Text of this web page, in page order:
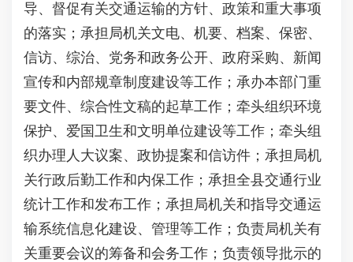
导、督促有关交通运输的方针、政策和重大事项
的落实；承担局机关文电、机要、档案、保密、
信访、综治、党务和政务公开、政府采购、新闻
宣传和内部规章制度建设等工作；承办本部门重
要文件、综合性文稿的起草工作；牵头组织环境
保护、爱国卫生和文明单位建设等工作；牵头组
织办理人大议案、政协提案和信访件；承担局机
关行政后勤工作和内保工作；承担全县交通行业
统计工作和发布工作；承担局机关和指导交通运
输系统信息化建设、管理等工作；负责局机关有
关重要会议的筹备和会务工作；负责领导批示的